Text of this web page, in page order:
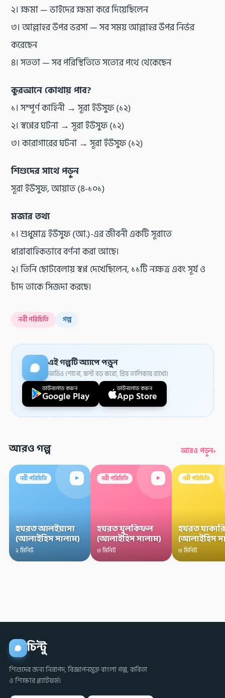
২। ক্ষমা — ভাইদের ক্ষমা করে দিয়েছিলেন
৩। আল্লাহর উপর ভরসা — সব সময় আল্লাহর উপর নির্ভর
করেছেন
৪। সততা — সব পরিস্থিতিতে সত্যের পথে থেকেছেন
কুরআনে কোথায় পাব?
১। সম্পূর্ণ কাহিনী → সূরা ইউসুফ (১২)
২। স্বপ্নের ঘটনা → সূরা ইউসুফ (১২)
৩। কারাগারের ঘটনা → সূরা ইউসুফ (১২)
শিশুদের সাথে পড়ুন
সূরা ইউসুফ, আয়াত (৪-১০১)
মজার তথ্য
১। শুধুমাত্র ইউসুফ (আ.)-এর জীবনী একটি সূরাতে
ধারাবাহিকভাবে বর্ণনা করা আছে।
২। তিনি ছোটবেলায় স্বপ্ন দেখেছিলেন, ১১টি নক্ষত্র এবং সূর্য ও
চাঁদ তাকে সিজদা করছে।
নবী পরিচিতি গল্প
এই গল্পটি অ্যাপে পড়ুন
অডিও শোনো, ফন্ট বড় করো, প্রিয় তালিকায় রাখো।
ডাউনলোড করুন
Google Play
ডাউনলোড করুন
App Store
আরও গল্প আরও পড়ুন›
নবী পরিচিতি ▸
হযরত আলইয়াসা
(আলাইহিস সালাম)
২ মিনিট
নবী পরিচিতি ▸
হযরত যুলকিফল
(আলাইহিস সালাম)
৩ মিনিট
নবী পরিচিতি
হযরত
(আলাইহিস
৩ মিনিট
চিন্টু
শিশুদের জন্য নিরাপদ, বিজ্ঞাপনমুক্ত বাংলা গল্প, কবিতা
ও শিক্ষার প্ল্যাটফর্ম।